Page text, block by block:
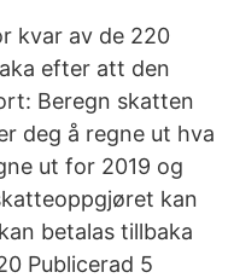
kvar av de 220
efter att den
Beregn skatten
deg å regne ut hva
ut for 2019 og
kan
betalas tillbaka
Publicerad 5